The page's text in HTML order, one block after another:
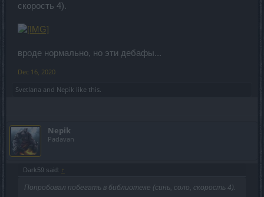
скорость 4).
вроде нормально, но эти дебафы...
Dec 16, 2020
Svetlana and Nepik like this.
Nepik
Padavan
Dark59 said: ↑
Попробовал побегать в библиотеке (синь, соло, скорость 4).